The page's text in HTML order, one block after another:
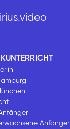
Anfänger